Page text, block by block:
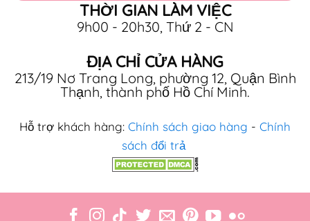
THỜI GIAN LÀM VIỆC
9h00 - 20h30, Thứ 2 - CN
ĐỊA CHỈ CỬA HÀNG
213/19 Nơ Trang Long, phường 12, Quận Bình
Thạnh, thành phố Hồ Chí Minh.
Hỗ trợ khách hàng: Chính sách giao hàng - Chính
sách đổi trả